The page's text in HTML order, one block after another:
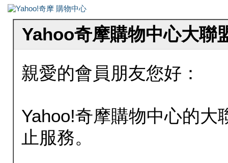
Yahoo奇摩購物中心大聯
親愛的會員朋友您好：
Yahoo!奇摩購物中心的大
止服務。